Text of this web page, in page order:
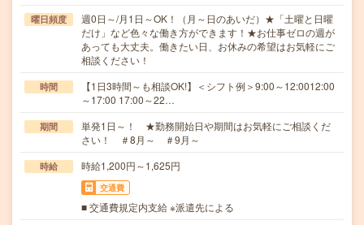
曜日頻度
週0日～/月1日～OK！（月～日のあいだ）★「土曜と日曜
だけ」など色々な働き方ができます！★お仕事ゼロの週が
あっても大丈夫。働きたい日、お休みの希望はお気軽にご
相談ください！
時間
【1日3時間～も相談OK!】＜シフト例＞9:00～12:0012:00
～17:00 17:00～22…
期間
単発1日～！ ★勤務開始日や期間はお気軽にご相談くだ
さい！ ＃8月～ ＃9月～
時給 時給1,200円～1,625円
交通費
■ 交通費規定内支給 ※派遣先による